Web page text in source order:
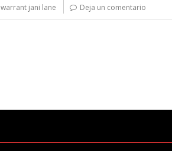
warrant jani lane Deja un comentario